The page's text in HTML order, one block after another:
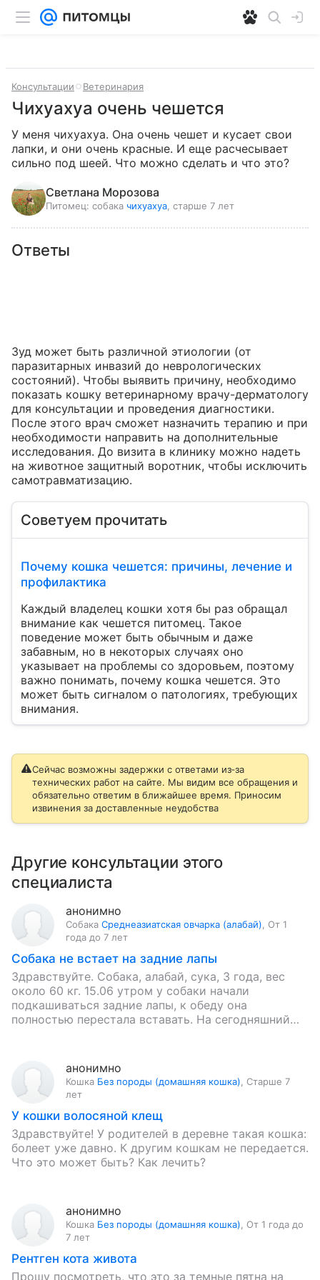
Консультации Ветеринария
Чихуахуа очень чешется
У меня чихуахуа. Она очень чешет и кусает свои
лапки, и они очень красные. И еще расчесывает
сильно под шеей. Что можно сделать и что это?
Светлана Морозова
Питомец: собака чихуахуа , старше 7 лет
Ответы
Зуд может быть различной этиологии (от
паразитарных инвазий до неврологических
состояний). Чтобы выявить причину, необходимо
показать кошку ветеринарному врачу-дерматологу
для консультации и проведения диагностики.
После этого врач сможет назначить терапию и при
необходимости направить на дополнительные
исследования. До визита в клинику можно надеть
на животное защитный воротник, чтобы исключить
самотравматизацию.
Советуем прочитать
Почему кошка чешется: причины, лечение и
профилактика
Каждый владелец кошки хотя бы раз обращал
внимание как чешется питомец. Такое
поведение может быть обычным и даже
забавным, но в некоторых случаях оно
указывает на проблемы со здоровьем, поэтому
важно понимать, почему кошка чешется. Это
может быть сигналом о патологиях, требующих
внимания.
Сейчас возможны задержки с ответами из‑за
технических работ на сайте. Мы видим все обращения и
обязательно ответим в ближайшее время. Приносим
извинения за доставленные неудобства
Другие консультации этого
специалиста
анонимно
Собака Среднеазиатская овчарка (алабай)
От 1
года до 7 лет
Собака не встает на задние лапы
Здравствуйте. Собака, алабай, сука, 3 года, вес
около 60 кг. 15.06 утром у собаки начали
подкашиваться задние лапы, к обеду она
полностью перестала вставать. На сегодняшний
анонимно
Кошка Без породы (домашняя кошка)
Старше 7
лет
У кошки волосяной клещ
Здравствуйте! У родителей в деревне такая кошка:
болеет уже давно. К другим кошкам не передается.
Что это может быть? Как лечить?
анонимно
Кошка Без породы (домашняя кошка)
От 1 года до
7 лет
Рентген кота живота
Прошу посмотреть, что это за темные пятна на